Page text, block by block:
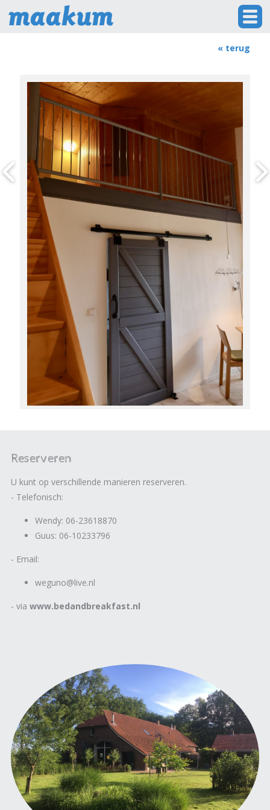
« terug
Reserveren
U kunt op verschillende manieren reserveren.
- Telefonisch:
Wendy: 06-23618870
Guus: 06-10233796
- Email:
weguno@live.nl
- via www.bedandbreakfast.nl